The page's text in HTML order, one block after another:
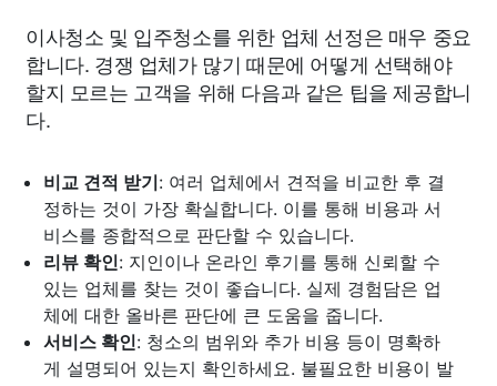
이사청소 및 입주청소를 위한 업체 선정은 매우 중요
합니다. 경쟁 업체가 많기 때문에 어떻게 선택해야
할지 모르는 고객을 위해 다음과 같은 팁을 제공합니
다.
비교 견적 받기: 여러 업체에서 견적을 비교한 후 결
정하는 것이 가장 확실합니다. 이를 통해 비용과 서
비스를 종합적으로 판단할 수 있습니다.
리뷰 확인: 지인이나 온라인 후기를 통해 신뢰할 수
있는 업체를 찾는 것이 좋습니다. 실제 경험담은 업
체에 대한 올바른 판단에 큰 도움을 줍니다.
서비스 확인: 청소의 범위와 추가 비용 등이 명확하
게 설명되어 있는지 확인하세요. 불필요한 비용이 발